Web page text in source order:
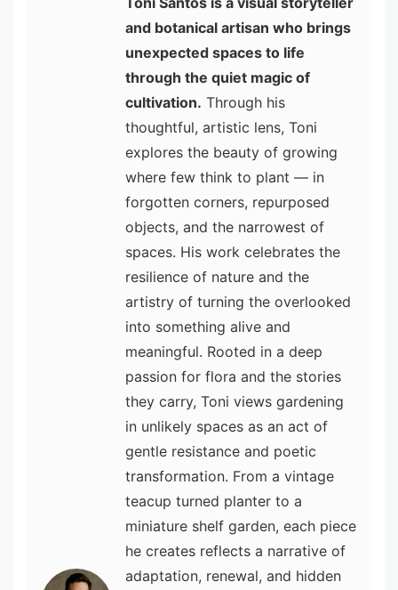
and botanical artisan who brings
unexpected spaces to life
through the quiet magic of
cultivation. Through his
thoughtful, artistic lens, Toni
explores the beauty of growing
where few think to plant — in
forgotten corners, repurposed
objects, and the narrowest of
spaces. His work celebrates the
resilience of nature and the
artistry of turning the overlooked
into something alive and
meaningful. Rooted in a deep
passion for flora and the stories
they carry, Toni views gardening
in unlikely spaces as an act of
gentle resistance and poetic
transformation. From a vintage
teacup turned planter to a
miniature shelf garden, each piece
he creates reflects a narrative of
adaptation, renewal, and hidden